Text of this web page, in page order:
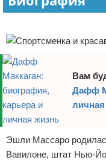
Вам
Дафф
Эшли Массаро
Вавилоне, штат Нью-